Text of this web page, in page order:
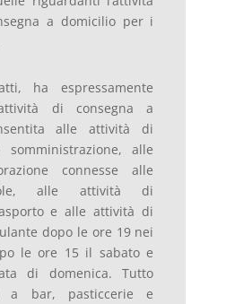
a domicilio per i
ha espressamente
di consegna a
alle attività di
somministrazione, alle
connesse alle
alle attività di
e alle attività di
dopo le ore 19 nei
le ore 15 il sabato e
di domenica. Tutto
a bar, pasticcerie e